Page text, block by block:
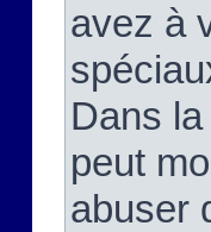
avez à
Dans
peut
abuser